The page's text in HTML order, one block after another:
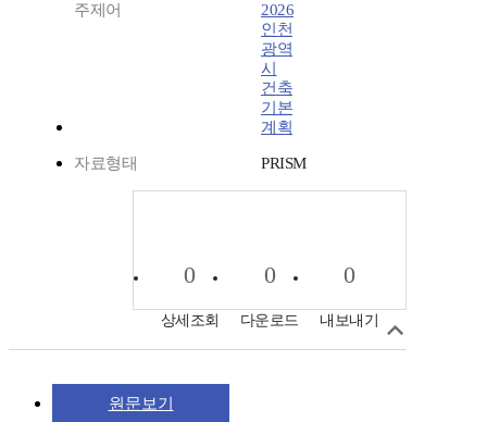
주제어
2026
인천
광역
시
건축
기본
계획
자료형태 PRISM
0
상세조회
0
다운로드
0
내보내기
원문보기